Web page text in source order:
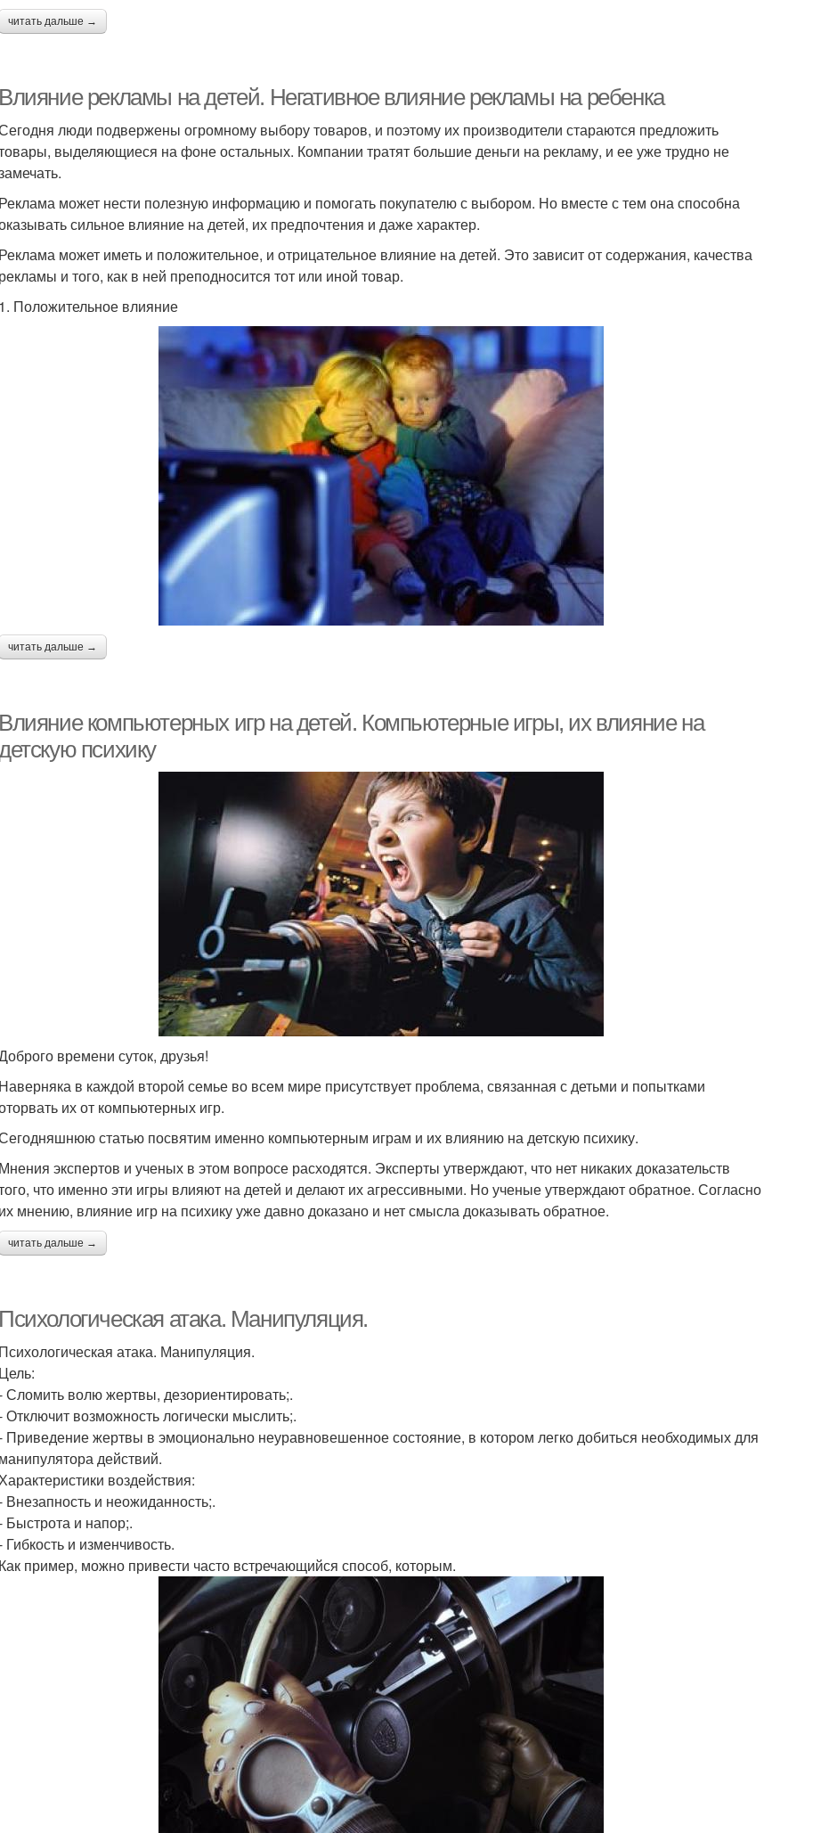
читать дальше →
Влияние рекламы на детей. Негативное влияние рекламы на ребенка
люди подвержены огромному выбору товаров, и поэтому их производители стараются предложить
выделяющиеся на фоне остальных. Компании тратят большие деньги на рекламу, и ее уже трудно не
Реклама может нести полезную информацию и помогать покупателю с выбором. Но вместе с тем она способна
сильное влияние на детей, их предпочтения и даже характер.
Реклама может иметь и положительное, и отрицательное влияние на детей. Это зависит от содержания, качества
рекламы и того, как в ней преподносится тот или иной товар.
1. Положительное влияние
читать дальше →
Влияние компьютерных игр на детей. Компьютерные игры, их влияние на
психику
времени суток, друзья!
Наверняка в каждой второй семье во всем мире присутствует проблема, связанная с детьми и попытками
их от компьютерных игр.
статью посвятим именно компьютерным играм и их влиянию на детскую психику.
Мнения экспертов и ученых в этом вопросе расходятся. Эксперты утверждают, что нет никаких доказательств
что именно эти игры влияют на детей и делают их агрессивными. Но ученые утверждают обратное. Согласно
их мнению, влияние игр на психику уже давно доказано и нет смысла доказывать обратное.
читать дальше →
Психологическая атака. Манипуляция.
Психологическая атака. Манипуляция.
Цель:
Сломить волю жертвы, дезориентировать;.
Отключит возможность логически мыслить;.
Приведение жертвы в эмоционально неуравновешенное состояние, в котором легко добиться необходимых для
манипулятора действий.
воздействия:
Внезапность и неожиданность;.
Быстрота и напор;.
Гибкость и изменчивость.
Как пример, можно привести часто встречающийся способ, которым.